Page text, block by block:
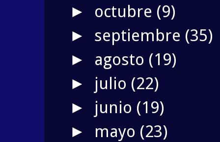
► octubre (9)
► septiembre (35)
► agosto (19)
► julio (22)
► junio (19)
► mayo (23)